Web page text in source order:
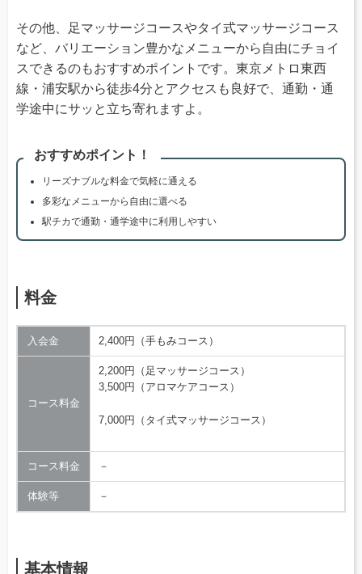
その他、足マッサージコースやタイ式マッサージコース
など、バリエーション豊かなメニューから自由にチョイ
スできるのもおすすめポイントです。東京メトロ東西
線・浦安駅から徒歩4分とアクセスも良好で、通勤・通
学途中にサッと立ち寄れますよ。
おすすめポイント！
リーズナブルな料金で気軽に通える
多彩なメニューから自由に選べる
駅チカで通勤・通学途中に利用しやすい
料金
入会金 2,400円（手もみコース）
コース料金
2,200円（足マッサージコース）
3,500円（アロマケアコース）
7,000円（タイ式マッサージコース）
コース料金 －
体験等 －
基本情報